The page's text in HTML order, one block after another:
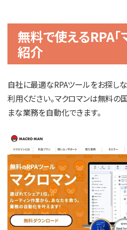
無料で使えるRPA「
紹介
自社に最適なRPAツールをお探しな
利用ください。マクロマンは無料の
まな業務を自動化できます。